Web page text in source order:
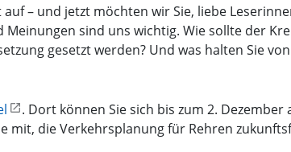
– und jetzt möchten wir Sie, liebe
sind uns wichtig. Wie sollte der
gesetzt werden? Und was halten Sie
. Dort können Sie sich bis zum 2. Dezember
mit, die Verkehrsplanung für Rehren